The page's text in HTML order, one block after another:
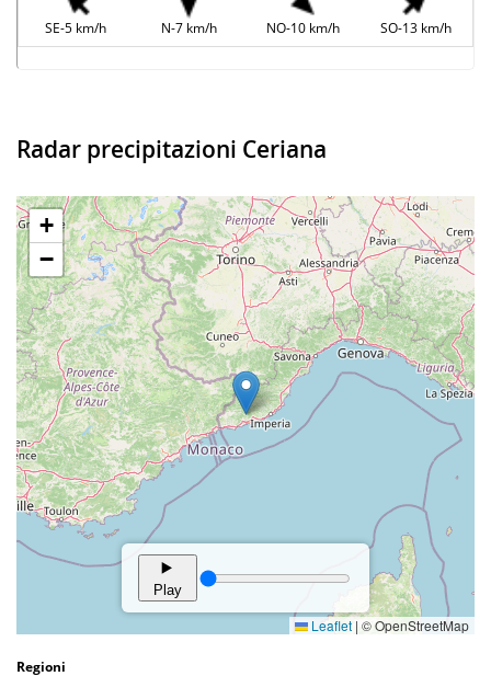
SE-5 km/h N-7 km/h NO-10 km/h SO-13 km/h
Radar precipitazioni Ceriana
Regioni